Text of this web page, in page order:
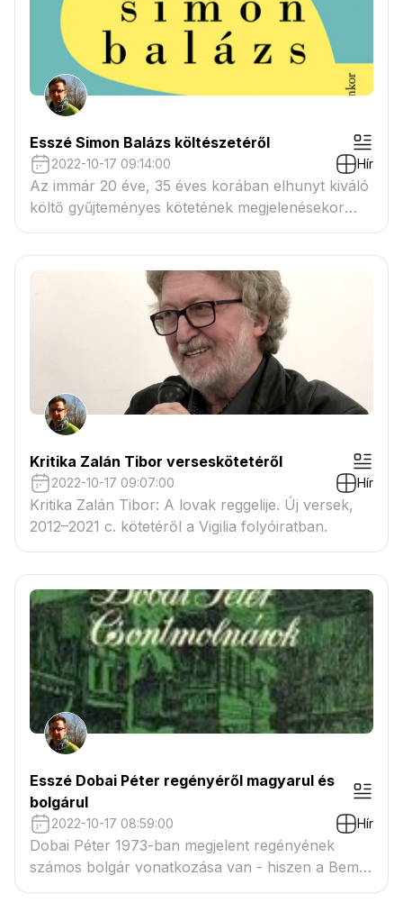
Esszé Simon Balázs költészetéről
2022-10-17 09:14:00 Hír
Az immár 20 éve, 35 éves korában elhunyt kiváló
költő gyűjteményes kötetének megjelenésekor
írtam költészetének jelentőségéről az Alföld
folyóiratban.
Kritika Zalán Tibor verseskötetéről
2022-10-17 09:07:00 Hír
Kritika Zalán Tibor: A lovak reggelije. Új versek,
2012–2021 c. kötetéről a Vigilia folyóiratban.
Esszé Dobai Péter regényéről magyarul és
bolgárul
2022-10-17 08:59:00 Hír
Dobai Péter 1973-ban megjelent regényének
számos bolgár vonatkozása van - hiszen a Bem-
és a Kossuth-emigráció útját követi, többek között